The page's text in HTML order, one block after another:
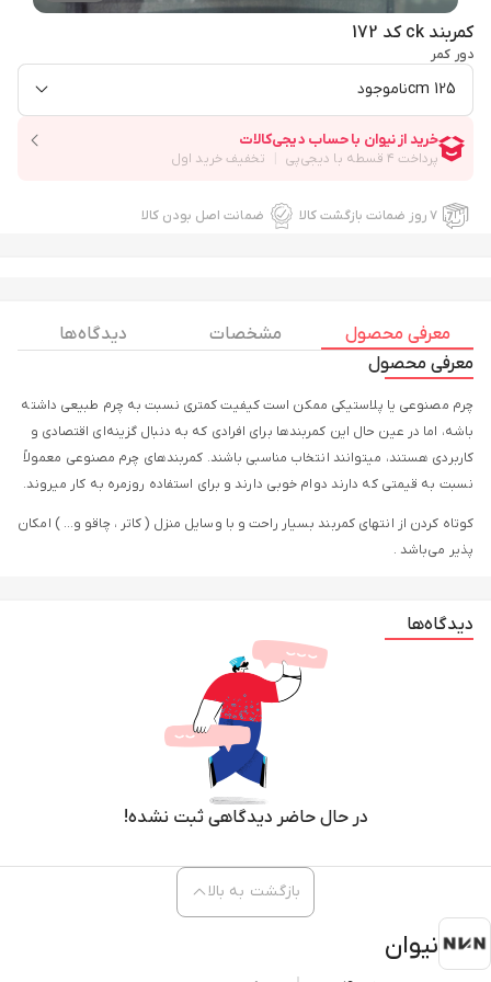
کمربند ck کد 172
دور کمر
125 cm ناموجود
۷ روز ضمانت بازگشت کالا ضمانت اصل بودن کالا
معرفی محصول مشخصات
دیدگاه ها
معرفی محصول
چرم مصنوعی یا پلاستیکی ممکن است کیفیت کمتری نسبت به چرم طبیعی داشته
باشه، اما در عین حال این کمربندها برای افرادی که به دنبال گزینه‌ای اقتصادی و
کاربردی هستند، میتوانند انتخاب مناسبی باشند. کمربندهای چرم مصنوعی معمولاً
نسبت به قیمتی که دارند دوام خوبی دارند و برای استفاده روزمره به کار میروند.
کوتاه کردن از انتهای کمربند بسیار راحت و با وسایل منزل ( کاتر ، چاقو و… ) امکان
پذیر می‌باشد .
دیدگاه‌ها
در حال حاضر دیدگاهی ثبت نشده!
نیوان
بازگشت به بالا